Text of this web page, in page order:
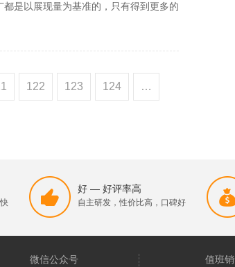
是以展现量为基准的，只有得到更多的
122 123 124 …
好 — 好评率高
自主研发，性价比高，口碑好
微信公众号 值班